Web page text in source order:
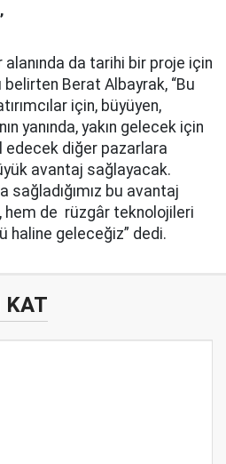
da tarihi bir proje için
belirten Berat Albayrak, “Bu
için, büyüyen,
yanında, yakın gelecek için
diğer pazarlara
avantaj sağlayacak.
bu avantaj
hem de rüzgâr teknolojileri
haline geleceğiz” dedi.
KAT